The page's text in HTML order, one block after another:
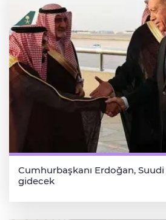
Cumhurbaşkanı Erdoğan, Suudi
gidecek